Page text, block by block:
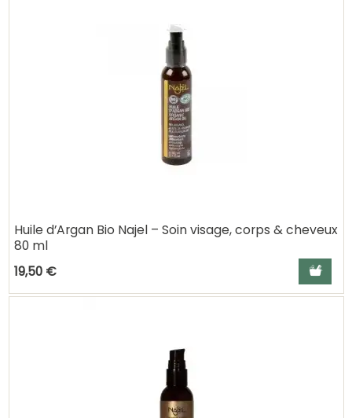
Huile d’Argan Bio Najel – Soin visage, corps & cheveux
80 ml
19,50 €
Ajouter